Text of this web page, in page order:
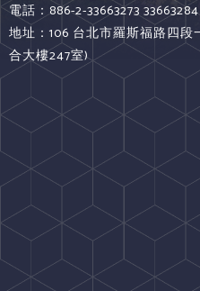
電話：886-2-33663273
地址：106 台北市羅斯福路四
合大樓247室)